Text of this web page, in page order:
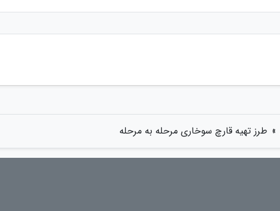
» طرز تهیه قارچ سوخاری مرحله به مرحله